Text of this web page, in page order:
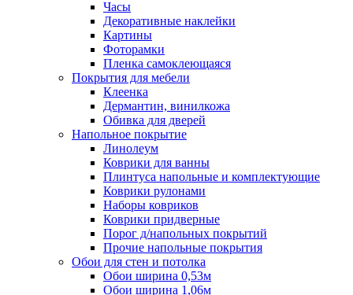
Часы
Декоративные наклейки
Картины
Фоторамки
Пленка самоклеющаяся
Покрытия для мебели
Клеенка
Дермантин, винилкожа
Обивка для дверей
Напольное покрытие
Линолеум
Коврики для ванны
Плинтуса напольные и комплектующие
Коврики рулонами
Наборы ковриков
Коврики придверные
Порог д/напольных покрытий
Прочие напольные покрытия
Обои для стен и потолка
Обои ширина 0,53м
Обои ширина 1,06м